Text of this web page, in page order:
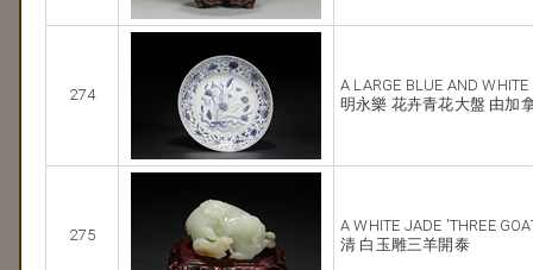
274
A LARGE BLUE AND
明永樂 花卉青花大盤 由加
275
A WHITE JADE 'THREE
清 白玉雕三羊開泰